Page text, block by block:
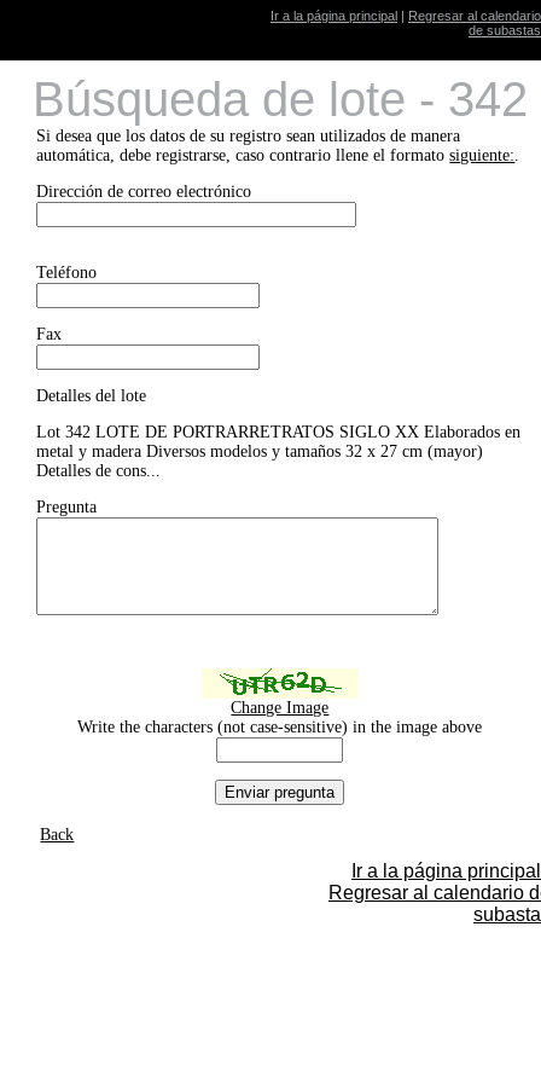
Ir a la página principal | Regresar al calendario
de subastas
Búsqueda de lote - 342
Si desea que los datos de su registro sean utilizados de manera
automática, debe registrarse, caso contrario llene el formatosiguiente:.
Dirección de correo electrónico
Teléfono
Fax
Detalles del lote
Lot 342 LOTE DE PORTRARRETRATOS SIGLO XX Elaborados en
metal y madera Diversos modelos y tamaños 32 x 27 cm (mayor)
Detalles de cons...
Pregunta
Change Image
Write the characters (not case-sensitive) in the image above
Back
Ir a la página principal
Regresar al calendario